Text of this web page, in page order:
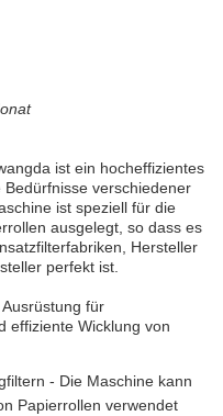
ist ein hocheffizientes
verschiedener
ist speziell für die
ausgelegt, so dass es
Hersteller
perfekt ist.
für
effiziente Wicklung von
- Die Maschine kann
Papierrollen verwendet